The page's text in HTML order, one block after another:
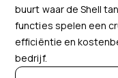
buurt waar de Shell
functies spelen een
efficiëntie en
bedrijf.